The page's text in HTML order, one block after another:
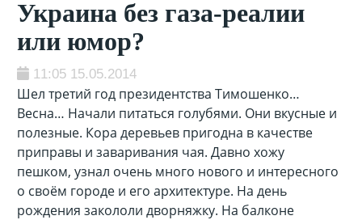
Украина без газа-реалии
или юмор?
11:05 15.05.2014
Шел третий год президентства Тимошенко…
Весна… Начали питаться голубями. Они вкусные и
полезные. Кора деревьев пригодна в качестве
приправы и заваривания чая. Давно хожу
пешком, узнал очень много нового и интересного
о своём городе и его архитектуре. На день
рождения закололи дворняжку. На балконе